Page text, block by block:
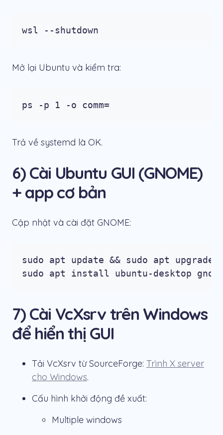
wsl --shutdown
Mở lại Ubuntu và kiểm tra:
ps -p 1 -o comm=
Trả về systemd là OK.
6) Cài Ubuntu GUI (GNOME)
+ app cơ bản
Cập nhật và cài đặt GNOME:
sudo apt update && sudo apt upgrade
sudo apt install ubuntu-desktop
7) Cài VcXsrv trên Windows
để hiển thị GUI
Tải VcXsrv từ SourceForge: Trình X server
cho Windows.
Cấu hình khởi động đề xuất:
Multiple windows